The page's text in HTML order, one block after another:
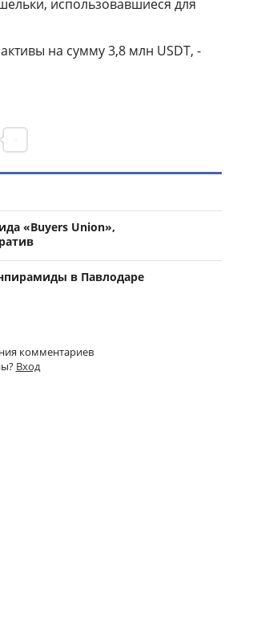
использовавшиеся для
на сумму 3,8 млн USDT, -
«Buyers Union»,
в Павлодаре
комментариев
Вход